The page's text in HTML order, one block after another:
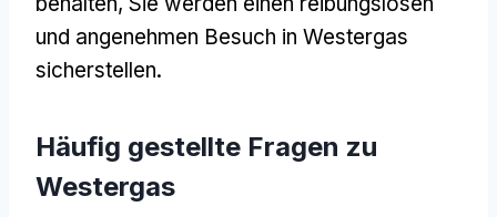
und angenehmen Besuch in Westergas
sicherstellen.
Häufig gestellte Fragen zu
Westergas